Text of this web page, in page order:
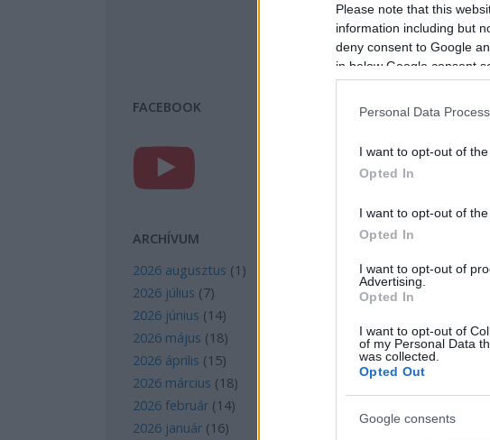
Please note that this
information including but
deny consent to Google
in below Google consent
Personal Data
I want to opt-out of
Opted In
I want to opt-out of
Opted In
I want to opt-out of
Advertising.
Opted In
I want to opt-out of
of my Personal Data
was collected.
Opted Out
Google consents
FACEBOOK
ARCHÍVUM
2026 augusztus (1 )
2026 július (7)
2026 június (14)
2026 május (18)
2026 április (15)
2026 március (18)
2026 február (14)
2026 január (16)
A
A
az